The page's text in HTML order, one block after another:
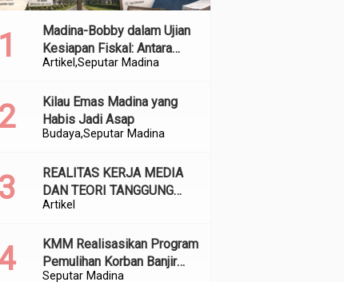
Artikel Seputar Madina
Madina-Bobby dalam Ujian
Kesiapan Fiskal: Antara
Kedekatan Politik dan
BudayaSeputar Madina
Kilau Emas Madina yang
Habis Jadi Asap
Artikel
REALITAS KERJA MEDIA
DAN TEORI TANGGUNG
JAWAB SOSIAL
Seputar Madina
KMM Realisasikan Program
Pemulihan Korban Banjir